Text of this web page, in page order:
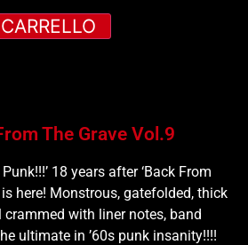
The Grave Vol.9
Punk!!!’ 18 years after ‘Back From
is here! Monstrous, gatefolded, thick
with liner notes, band
ultimate in ’60s punk insanity!!!!